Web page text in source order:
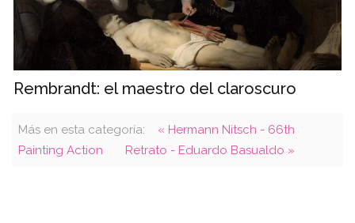
Rembrandt: el maestro del claroscuro
Más en esta categoría:
« Hermann Nitsch - 66th
Painting Action
Retrato - Eduardo Basualdo »